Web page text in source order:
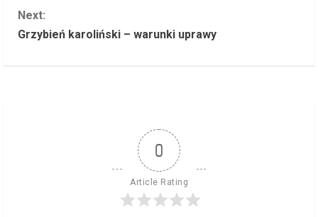
n
Next:
Grzybień karoliński – warunki uprawy
0
Article Rating